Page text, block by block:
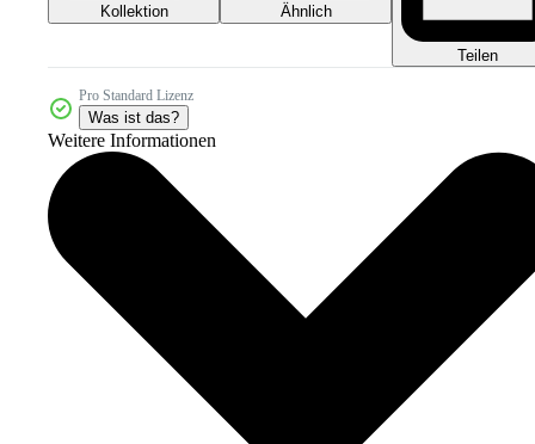
Kollektion Ähnlich
Teilen
Pro Standard Lizenz
Was ist das?
Weitere Informationen